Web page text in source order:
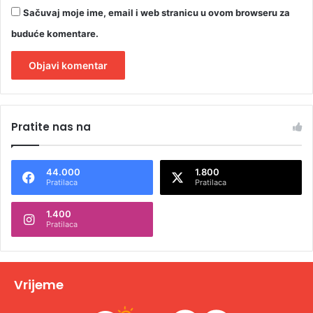
Sačuvaj moje ime, email i web stranicu u ovom browseru za
buduće komentare.
t
n
t
v
Pratite nas na
44.000
Pratilaca
1.800
Pratilaca
1.400
Pratilaca
Vrijeme